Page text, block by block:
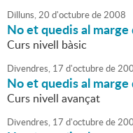
Dilluns,20 d'octubrede2008
No et quedis al
Curs nivell bàsic
Divendres, 17 d'octubrede
No et quedis al
Curs nivell avançat
Divendres, 17 d'octubrede